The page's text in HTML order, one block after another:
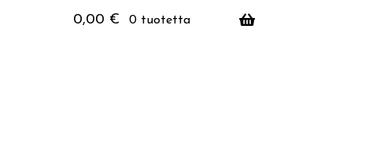
0,00 € 0 tuotetta